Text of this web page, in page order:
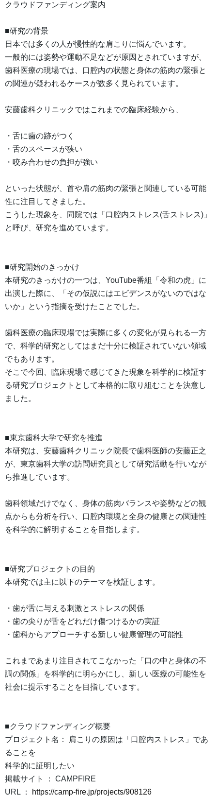
クラウドファンディング案内
■研究の背景
日本では多くの人が慢性的な肩こりに悩んでいます。
一般的には姿勢や運動不足などが原因とされていますが、
歯科医療の現場では、口腔内の状態と身体の筋肉の緊張と
の関連が疑われるケースが数多く見られています。
安藤歯科クリニックではこれまでの臨床経験から、
・舌に歯の跡がつく
・舌のスペースが狭い
・咬み合わせの負担が強い
といった状態が、首や肩の筋肉の緊張と関連している可能
性に注目してきました。
こうした現象を、同院では「口腔内ストレス(舌ストレス)」
と呼び、研究を進めています。
■研究開始のきっかけ
本研究のきっかけの一つは、YouTube番組「令和の虎」に
出演した際に、「その仮説にはエビデンスがないのではな
いか」という指摘を受けたことでした。
歯科医療の臨床現場では実際に多くの変化が見られる一方
で、科学的研究としてはまだ十分に検証されていない領域
でもあります。
そこで今回、臨床現場で感じてきた現象を科学的に検証す
る研究プロジェクトとして本格的に取り組むことを決意し
ました。
■東京歯科大学で研究を推進
本研究は、安藤歯科クリニック院長で歯科医師の安藤正之
が、東京歯科大学の訪問研究員として研究活動を行いなが
ら推進しています。
歯科領域だけでなく、身体の筋肉バランスや姿勢などの観
点からも分析を行い、口腔内環境と全身の健康との関連性
を科学的に解明することを目指します。
■研究プロジェクトの目的
本研究では主に以下のテーマを検証します。
・歯が舌に与える刺激とストレスの関係
・歯の尖りが舌をどれだけ傷つけるかの実証
・歯科からアプローチする新しい健康管理の可能性
これまであまり注目されてこなかった「口の中と身体の不
調の関係」を科学的に明らかにし、新しい医療の可能性を
社会に提示することを目指しています。
■クラウドファンディング概要
プロジェクト名： 肩こりの原因は「口腔内ストレス」であ
ることを
科学的に証明したい
掲載サイト ： CAMPFIRE
URL ：
https://camp-fire.jp/projects/908126